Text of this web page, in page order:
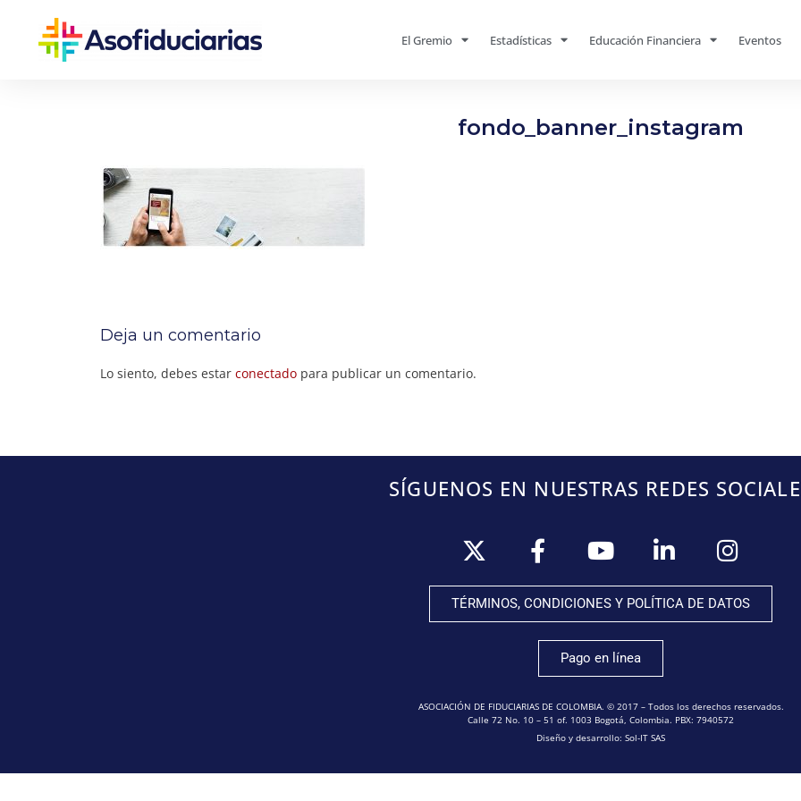
El Gremio Estadísticas Educación Financiera Eventos
fondo_banner_instagram
Deja un comentario
Lo siento, debes estar conectado para publicar un comentario.
SÍGUENOS EN NUESTRAS REDES
TÉRMINOS, CONDICIONES Y POLÍTICA DE DATOS
Pago en línea
ASOCIACIÓN DE FIDUCIARIAS DE COLOMBIA. © 2017 – Todos los derechos reservados.
Calle 72 No. 10 – 51 of. 1003 Bogotá, Colombia. PBX: 7940572
Diseño y desarrollo: Sol-IT SAS